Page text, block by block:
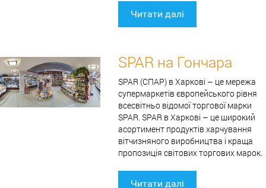
Читати далі
SPAR на Гончара
SPAR (СПАР) в Харкові – це мережа
супермаркетів європейського рівня
всесвітньо відомої торгової марки
SPAR. SPAR в Харкові – це широкий
асортимент продуктів харчування
вітчизняного виробництва і краща
пропозиція світових торгових марок.
Читати далі